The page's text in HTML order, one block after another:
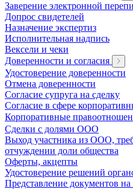
Заверение электронной
Допрос свидетелей
Назначение экспертиз
Исполнительная надпись
Вексели и чеки
Доверенности и согласия
Удостоверение доверенности
Отмена доверенности
Согласие супруга на сделку
Согласие в сфере
Корпоративные
Сделки с долями ООО
Выход участника из ООО,
отчуждении доли общества
Оферты, акцепты
Удостоверение решений
Представление документов